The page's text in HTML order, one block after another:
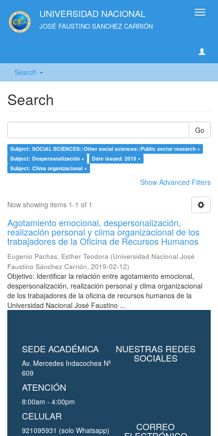
UNIVERSIDAD NACIONAL
JOSÉ FAUSTINO SANCHEZ CARRIÓN
Search
Search
Go
Subject: SOCIAL SCIENCES::Other social sciences::Public sector research ×
Subject: Despersonalización ×
Date issued: 2019 ×
Subject: Clima organizacional ×
Show Advanced Filters
Now showing items 1-1 of 1
Agotamiento emocional, despersonalización,
realización personal y clima organizacional de los
trabajadores de la Oficina de Recursos Humanos
Eugenio Pachas, Esther Teodora (Universidad Nacional José
Faustino Sánchez Carrión, 2019-02-12)
Objetivo: Identificar la relación entre agotamiento emocional,
despersonalización, realización personal y clima organizacional
de los trabajadores de la oficina de recursos humanos de la
Universidad Nacional José Faustino ...
SEDE ACADÉMICA
Av. Mercedes Indacochea Nº
609
ATENCIÓN
8:00am - 4:00pm
CELULAR
921095931 (solo Whatsapp)
NUESTRAS REDES
SOCIALES
CORREO